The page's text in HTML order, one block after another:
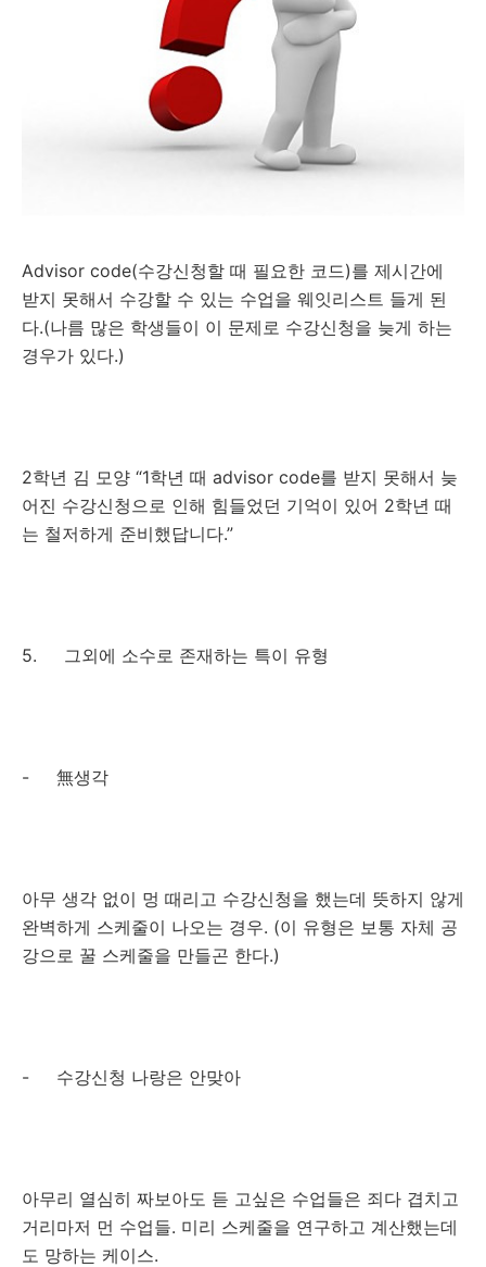
Advisor code(수강신청할 때 필요한 코드)를 제시간에
받지 못해서 수강할 수 있는 수업을 웨잇리스트 들게 된
다.(나름 많은 학생들이 이 문제로 수강신청을 늦게 하는
경우가 있다.)
2학년 김 모양 “1학년 때 advisor code를 받지 못해서 늦
어진 수강신청으로 인해 힘들었던 기억이 있어 2학년 때
는 철저하게 준비했답니다.”
5. 그외에 소수로 존재하는 특이 유형
- 無생각
아무 생각 없이 멍 때리고 수강신청을 했는데 뜻하지 않게
완벽하게 스케줄이 나오는 경우. (이 유형은 보통 자체 공
강으로 꿀 스케줄을 만들곤 한다.)
- 수강신청 나랑은 안맞아
아무리 열심히 짜보아도 듣 고싶은 수업들은 죄다 겹치고
거리마저 먼 수업들. 미리 스케줄을 연구하고 계산했는데
도 망하는 케이스.